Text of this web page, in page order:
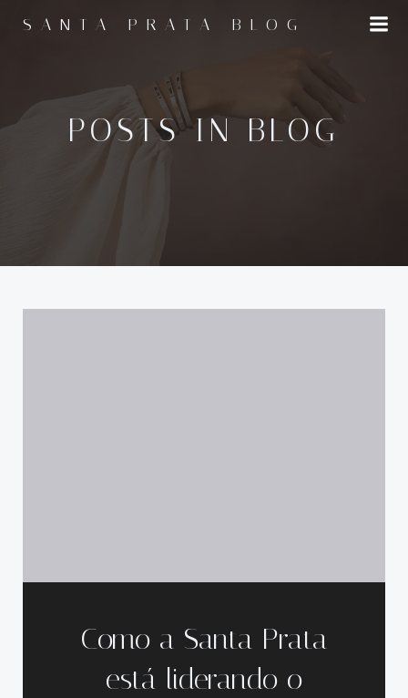
para
SANTA PRATA BLOG
POSTS IN BLOG
Como a Santa Prata
está liderando o